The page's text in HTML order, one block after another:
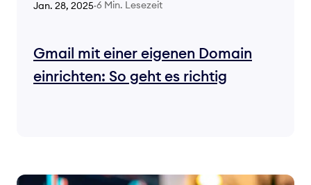
Jan. 28, 2025·6 Min. Lesezeit
Gmail mit einer eigenen Domain
einrichten: So geht es richtig